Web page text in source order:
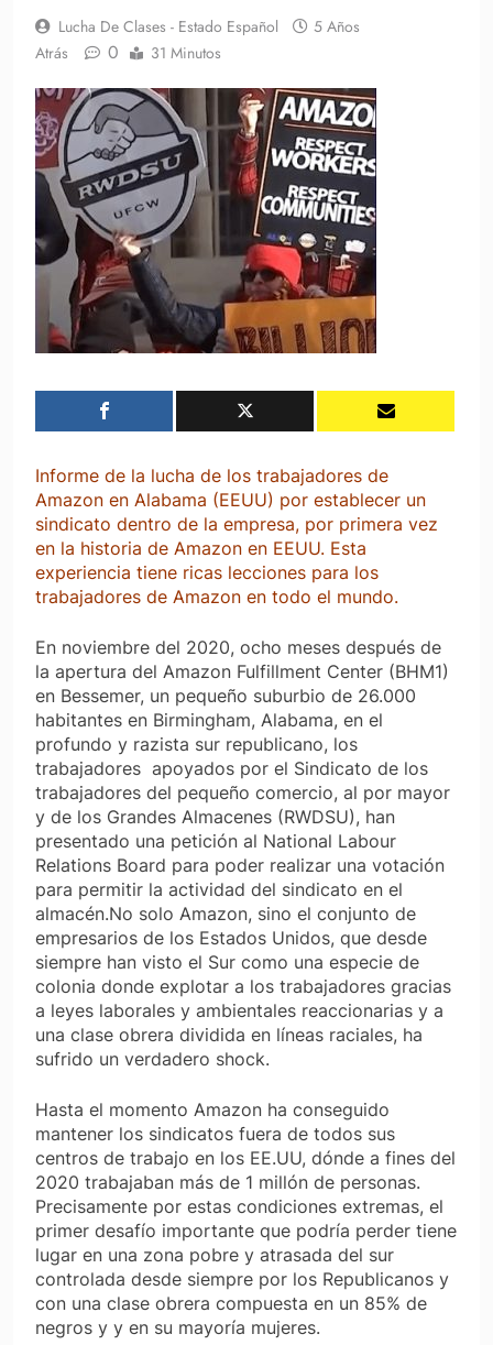
Lucha De Clases - Estado Español
5 Años
Atrás
0 31 Minutos
Informe de la lucha de los trabajadores de
Amazon en Alabama (EEUU) por establecer un
sindicato dentro de la empresa, por primera vez
en la historia de Amazon en EEUU. Esta
experiencia tiene ricas lecciones para los
trabajadores de Amazon en todo el mundo.
En noviembre del 2020, ocho meses después de
la apertura del Amazon Fulfillment Center (BHM1)
en Bessemer, un pequeño suburbio de 26.000
habitantes en Birmingham, Alabama, en el
profundo y razista sur republicano, los
trabajadores apoyados por el Sindicato de los
trabajadores del pequeño comercio, al por mayor
y de los Grandes Almacenes (RWDSU), han
presentado una petición al National Labour
Relations Board para poder realizar una votación
para permitir la actividad del sindicato en el
almacén.No solo Amazon, sino el conjunto de
empresarios de los Estados Unidos, que desde
siempre han visto el Sur como una especie de
colonia donde explotar a los trabajadores gracias
a leyes laborales y ambientales reaccionarias y a
una clase obrera dividida en líneas raciales, ha
sufrido un verdadero shock.
Hasta el momento Amazon ha conseguido
mantener los sindicatos fuera de todos sus
centros de trabajo en los EE.UU, dónde a fines del
2020 trabajaban más de 1 millón de personas.
Precisamente por estas condiciones extremas, el
primer desafío importante que podría perder tiene
lugar en una zona pobre y atrasada del sur
controlada desde siempre por los Republicanos y
con una clase obrera compuesta en un 85% de
negros y y en su mayoría mujeres.